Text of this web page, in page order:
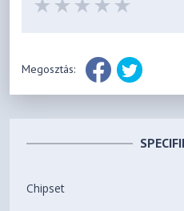
Megosztás:
Chipset